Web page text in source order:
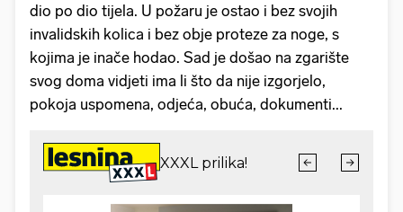
dio po dio tijela. U požaru je ostao i bez svojih
invalidskih kolica i bez obje proteze za noge, s
kojima je inače hodao. Sad je došao na zgarište
svog doma vidjeti ima li što da nije izgorjelo,
pokoja uspomena, odjeća, obuća, dokumenti...